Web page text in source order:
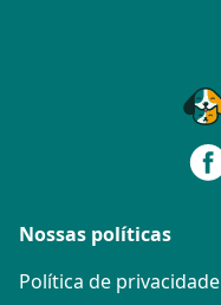
Nossas políticas
Política de privacidade